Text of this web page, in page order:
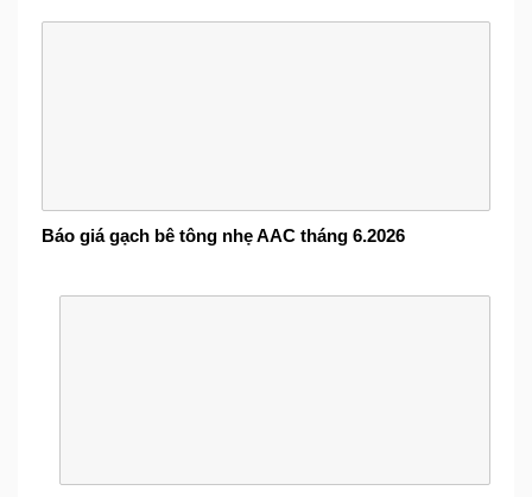
Báo giá gạch bê tông nhẹ AAC tháng 6.2026